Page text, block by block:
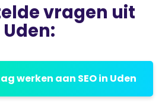
vragen uit
Uden:
werken aan SEO in Uden